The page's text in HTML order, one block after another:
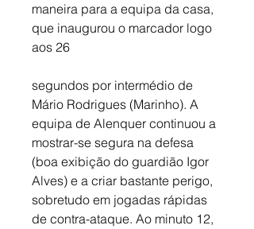
maneira para a equipa da casa,
que inaugurou o marcador logo
aos 26
segundos por intermédio de
Mário Rodrigues (Marinho). A
equipa de Alenquer continuou a
mostrar-se segura na defesa
(boa exibição do guardião Igor
Alves) e a criar bastante perigo,
sobretudo em jogadas rápidas
de contra-ataque. Ao minuto 12,